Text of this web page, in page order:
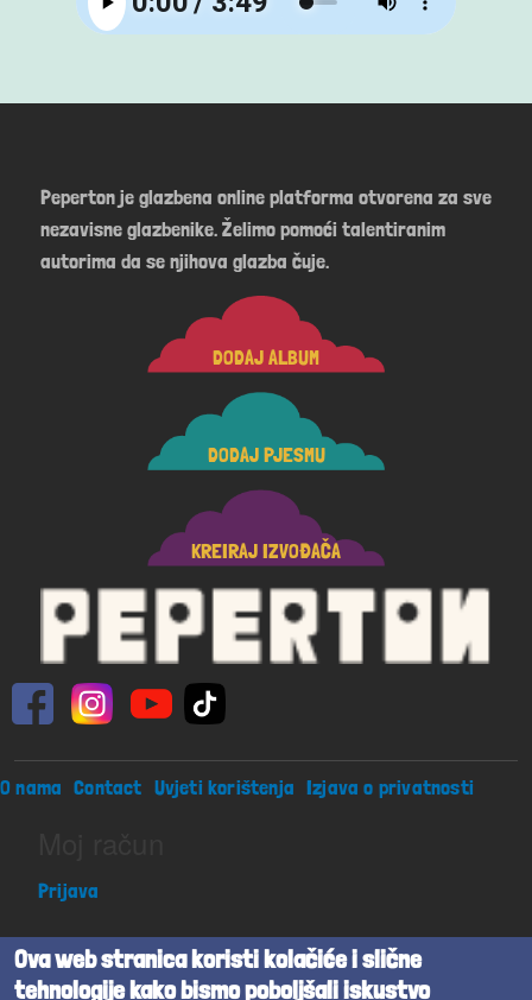
Peperton je glazbena online platforma otvorena za sve
nezavisne glazbenike. Želimo pomoći talentiranim
autorima da se njihova glazba čuje.
DODAJ ALBUM
DODAJ PJESMU
KREIRAJ IZVOĐAČA
Footer menu
O nama Contact Uvjeti korištenja Izjava o privatnosti
Prijava
Peperton j.d.o.o. sva prava pridržana
Ova web stranica koristi kolačiće i slične
tehnologije kako bismo poboljšali iskustvo